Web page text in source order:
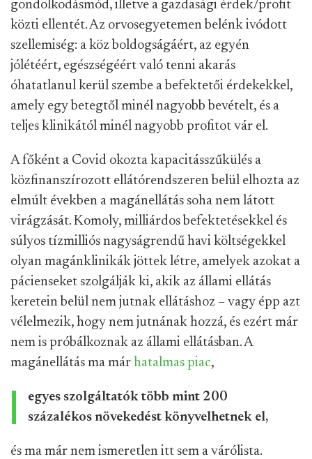
gondolkodásmód, illetve a gazdasági érdek/profit
közti ellentét. Az orvosegyetemen belénk ivódott
szellemiség: a köz boldogságáért, az egyén
jólétéért, egészségéért való tenni akarás
óhatatlanul kerül szembe a befektetői érdekekkel,
amely egy betegtől minél nagyobb bevételt, és a
teljes klinikától minél nagyobb profitot vár el.
A főként a Covid okozta kapacitásszűkülés a
közfinanszírozott ellátórendszeren belül elhozta az
elmúlt években a magánellátás soha nem látott
virágzását. Komoly, milliárdos befektetésekkel és
súlyos tízmilliós nagyságrendű havi költségekkel
olyan magánklinikák jöttek létre, amelyek azokat a
pácienseket szolgálják ki, akik az állami ellátás
keretein belül nem jutnak ellátáshoz – vagy épp azt
vélelmezik, hogy nem jutnának hozzá, és ezért már
nem is próbálkoznak az állami ellátásban. A
magánellátás ma már hatalmas piac,
egyes szolgáltatók több mint 200
százalékos növekedést könyvelhetnek el,
és ma már nem ismeretlen itt sem a várólista.